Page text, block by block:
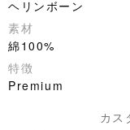
ヘリンボーン
素材
綿100%
特徴
Premium
カス